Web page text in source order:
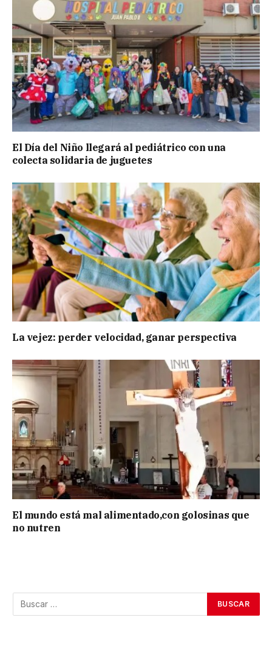
El Día del Niño llegará al pediátrico con una
colecta solidaria de juguetes
La vejez: perder velocidad, ganar perspectiva
El mundo está mal alimentado,con golosinas que
no nutren